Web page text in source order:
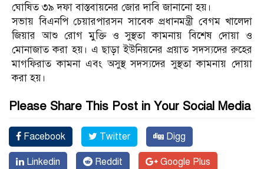
ঘোষিত ৩৯ দফা বাস্তবায়নের জোর দাবি জানানো হয়।
সভায় বিএনপি চেয়ারপারসন সাবেক প্রধানমন্ত্রী বেগম খালেদা
জিয়ার আশু রোগ মুক্তি ও সুস্থতা কামনায় বিশেষ দোয়া ও
মোনাজাত করা হয়। এ ছাড়া ইউনিয়নের প্রয়াত সদস্যদের রুহের
মাগফিরাত কামনা এবং অসুস্থ সদস্যদের সুস্থতা কামনায় দোয়া
করা হয়।
Please Share This Post in Your Social Media
Facebook Twitter Digg
Linkedin Reddit Google Plus